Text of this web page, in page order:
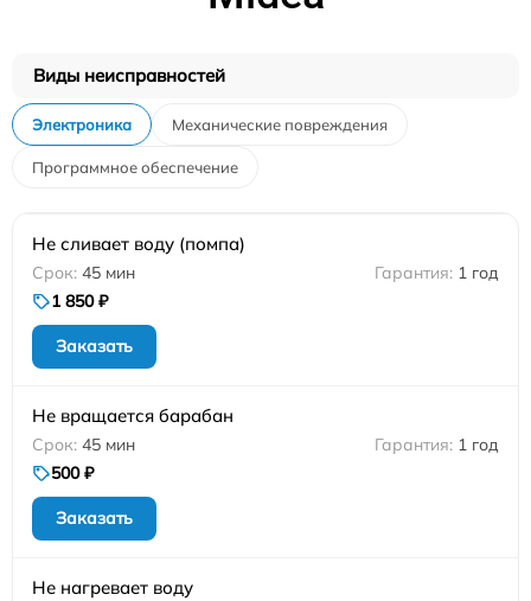
Виды неисправностей
Электроника Механические повреждения
Программное обеспечение
Не сливает воду (помпа)
45 мин
1 год
1 850 ₽
Заказать
Не вращается барабан
45 мин
1 год
500 ₽
Заказать
Не нагревает воду